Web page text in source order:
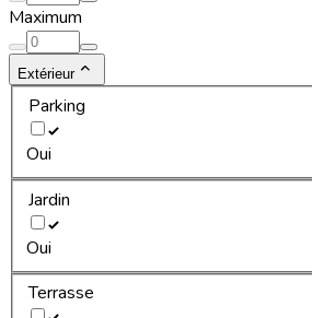
Maximum
Extérieur
Parking
Oui
Jardin
Oui
Terrasse